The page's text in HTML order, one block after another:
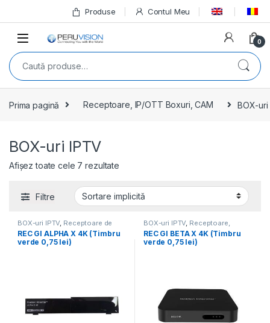
Produse Contul Meu
0
Prima pagină Receptoare, IP/OTT Boxuri, CAM BOX-uri
BOX-uri IPTV
Afișez toate cele 7 rezultate
Filtre
BOX-uri IPTV, Receptoare de
satelit,Receptoare Linux,
Receptoare, IP/OTT Boxuri, CAM
Toate Produsele
REC GI ALPHA X 4K (Timbru
verde 0,75 lei)
BOX-uri IPTV, Receptoare,
IP/OTT Boxuri, CAM,Toate
Produsele
REC GI BETA X 4K (Timbru
verde 0,75 lei)